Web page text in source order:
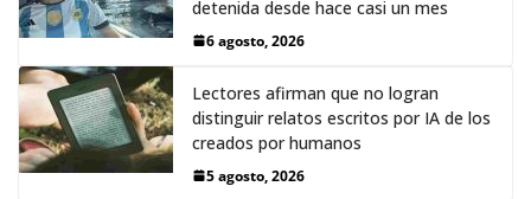
detenida desde hace casi un mes
6 agosto, 2026
Lectores afirman que no logran
distinguir relatos escritos por IA de los
creados por humanos
5 agosto, 2026